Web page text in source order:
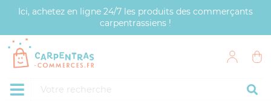
Ici, achetez en ligne 24/7 les produits des commerçants
carpentrassiens !
Panneau de gestion des cookies